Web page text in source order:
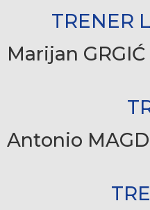
TRENER
Marijan
Antonio